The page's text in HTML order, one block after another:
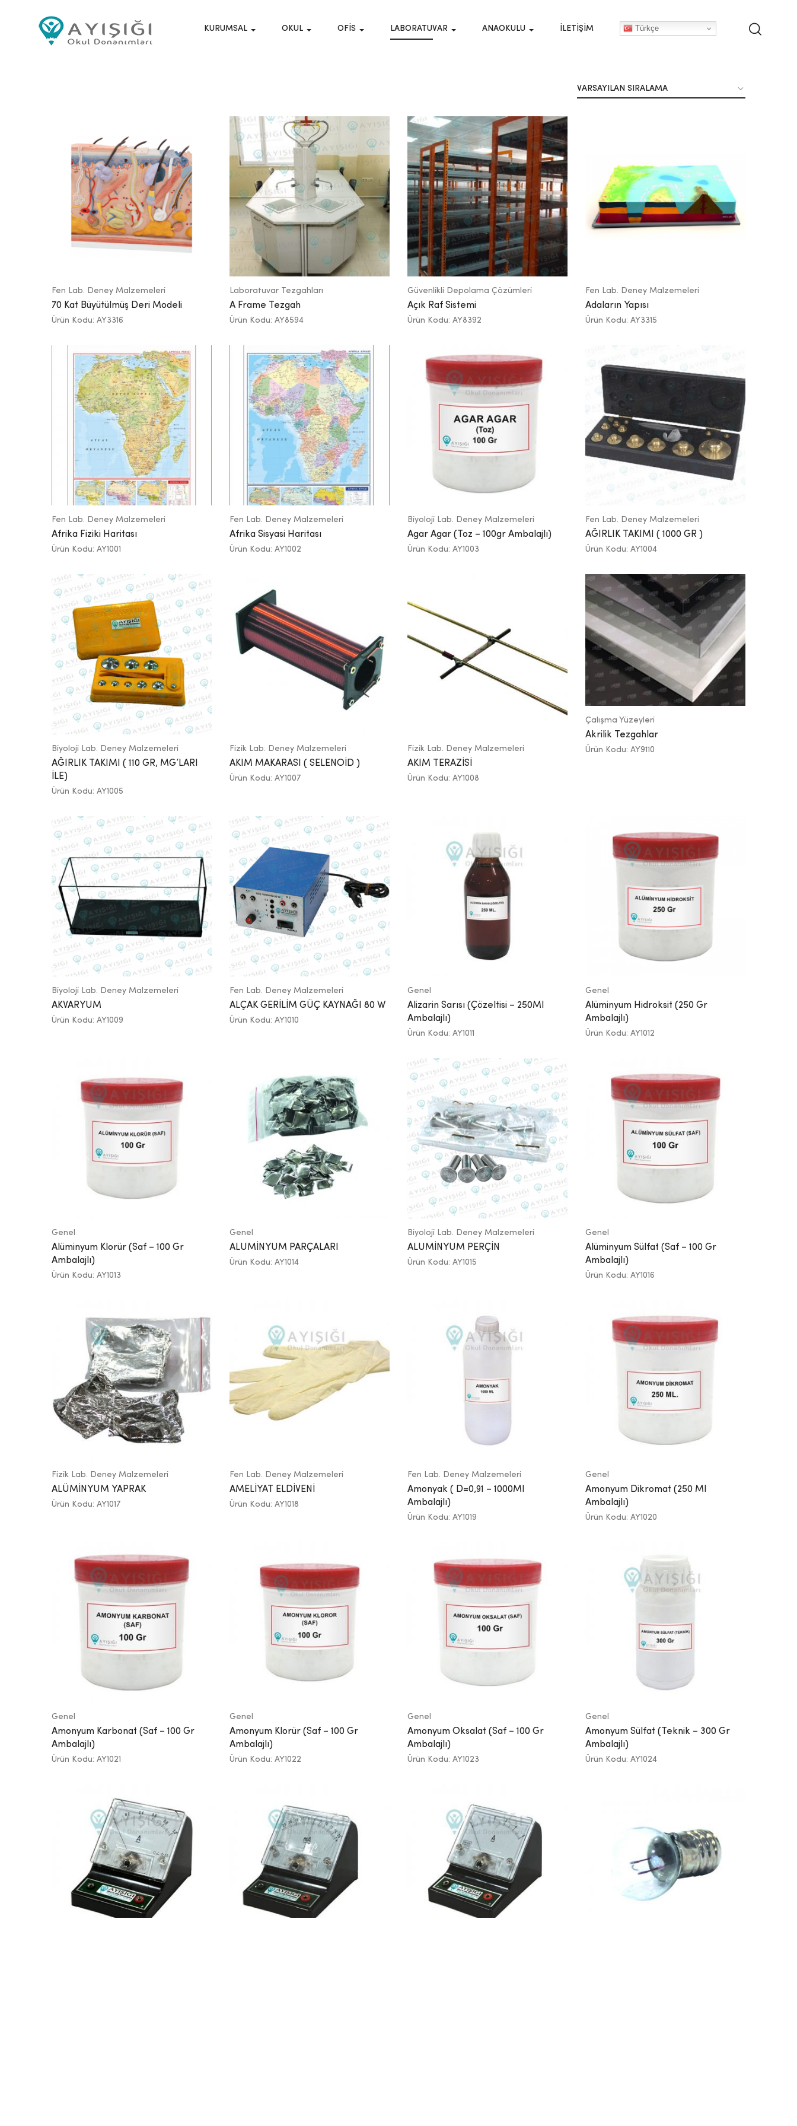
KURUMSAL OKUL OFIS LABORATUVAR ANAOKULU İLETIŞIM Türkçe
Fen Lab. Deney Malzemeleri
70 Kat Büyütülmüş Deri Modeli
Ürün Kodu: AY3316
Laboratuvar Tezgahları
A Frame Tezgah
Ürün Kodu: AY8594
Güvenlikli Depolama Çözümleri
Açık Raf Sistemi
Ürün Kodu: AY8392
Fen Lab. Deney Malzemeleri
Adaların Yapısı
Ürün Kodu: AY3315
Fen Lab. Deney Malzemeleri
Afrika Fiziki Haritası
Ürün Kodu: AY1001
Fen Lab. Deney Malzemeleri
Afrika Sisyasi Haritası
Ürün Kodu: AY1002
Biyoloji Lab. Deney Malzemeleri
Agar Agar (Toz – 100gr Ambalajlı)
Ürün Kodu: AY1003
Fen Lab. Deney Malzemeleri
AĞIRLIK TAKIMI ( 1000 GR )
Ürün Kodu: AY1004
Biyoloji Lab. Deney Malzemeleri
AĞIRLIK TAKIMI ( 110 GR, MG’LARI
İLE)
Ürün Kodu: AY1005
Fizik Lab. Deney Malzemeleri
AKIM MAKARASI ( SELENOİD )
Ürün Kodu: AY1007
Fizik Lab. Deney Malzemeleri
AKIM TERAZİSİ
Ürün Kodu: AY1008
Çalışma Yüzeyleri
Akrilik Tezgahlar
Ürün Kodu: AY9110
Biyoloji Lab. Deney Malzemeleri
AKVARYUM
Ürün Kodu: AY1009
Fen Lab. Deney Malzemeleri
ALÇAK GERİLİM GÜÇ KAYNAĞI 80 W
Ürün Kodu: AY1010
Genel
Alizarin Sarısı (Çözeltisi – 250Ml
Ambalajlı)
Ürün Kodu: AY1011
Genel
Alüminyum Hidroksit (250 Gr
Ambalajlı)
Ürün Kodu: AY1012
Genel
Alüminyum Klorür (Saf – 100 Gr
Ambalajlı)
Ürün Kodu: AY1013
Genel
ALUMİNYUM PARÇALARI
Ürün Kodu: AY1014
Biyoloji Lab. Deney Malzemeleri
ALUMİNYUM PERÇİN
Ürün Kodu: AY1015
Genel
Alüminyum Sülfat (Saf – 100 Gr
Ambalajlı)
Ürün Kodu: AY1016
Fizik Lab. Deney Malzemeleri
ALÜMİNYUM YAPRAK
Ürün Kodu: AY1017
Fen Lab. Deney Malzemeleri
AMELİYAT ELDİVENİ
Ürün Kodu: AY1018
Fen Lab. Deney Malzemeleri
Amonyak ( D=0,91 – 1000Ml
Ambalajlı)
Ürün Kodu: AY1019
Genel
Amonyum Dikromat (250 Ml
Ambalajlı)
Ürün Kodu: AY1020
Genel
Amonyum Karbonat (Saf – 100 Gr
Ambalajlı)
Ürün Kodu: AY1021
Genel
Amonyum Klorür (Saf – 100 Gr
Ambalajlı)
Ürün Kodu: AY1022
Genel
Amonyum Oksalat (Saf – 100 Gr
Ambalajlı)
Ürün Kodu: AY1023
Genel
Amonyum Sülfat (Teknik – 300 Gr
Ambalajlı)
Ürün Kodu: AY1024